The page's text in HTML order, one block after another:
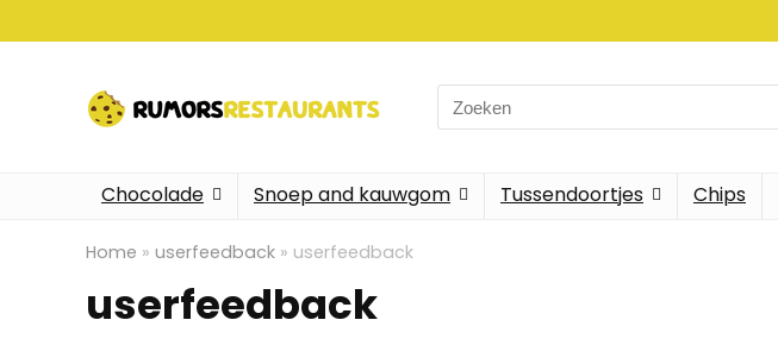
Search
for:
Chocolade Snoep and kauwgom Tussendoortjes Chips
Home » userfeedback » userfeedback
userfeedback